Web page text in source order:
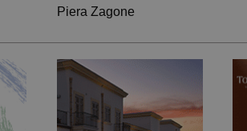
Piera Zagone